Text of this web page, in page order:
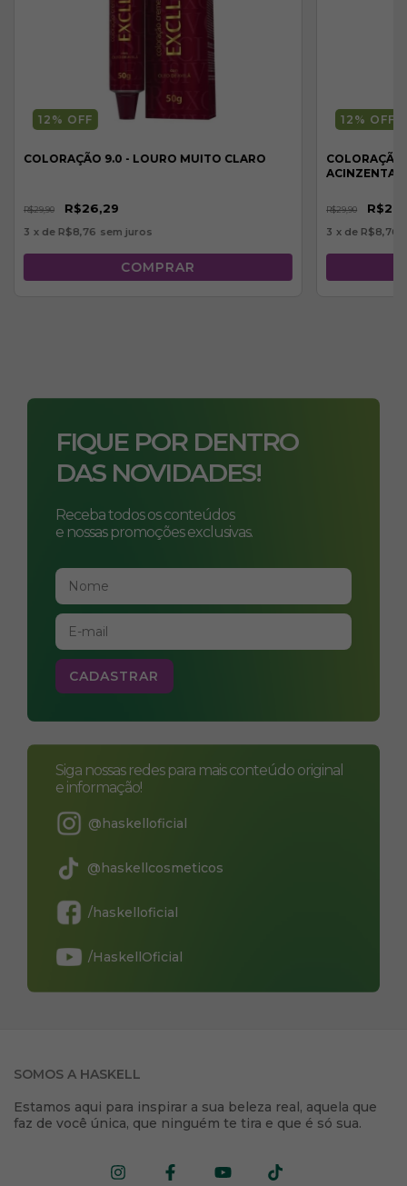
12 % OFF
COLORAÇÃO 9.0 - LOURO MUITO CLARO
R$29,90 R$26,29
3 x de R$8,76 sem juros
12 % OFF
COLORAÇÃO
R$29,90
3 x de R$8,76
FIQUE POR DENTRO
DAS NOVIDADES!
Receba todos os conteúdos
e nossas promoções exclusivas.
Siga nossas redes para mais conteúdo original
e informação!
@haskelloficial
@haskellcosmeticos
/haskelloficial
/HaskellOficial
SOMOS A HASKELL
Estamos aqui para inspirar a sua beleza real, aquela que
faz de você única, que ninguém te tira e que é só sua.